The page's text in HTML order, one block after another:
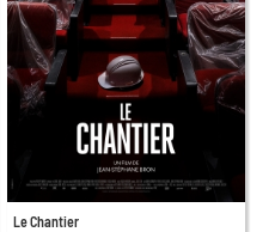
Le Chantier